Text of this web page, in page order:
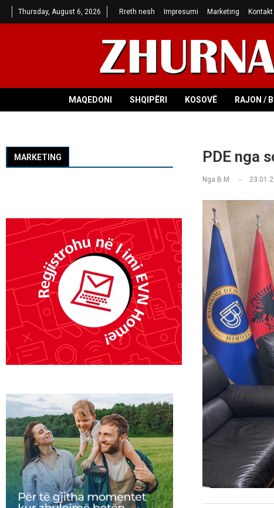
Thursday, August 6, 2026 Rreth nesh Impresumi Marketing Kontakt
MAQEDONI SHQIPËRI KOSOVË RAJON /
PDE nga
Nga B.M
MARKETING